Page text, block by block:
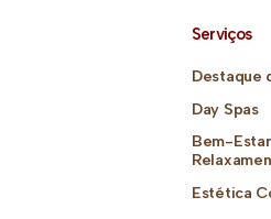
Serviços
Destaque
Day Spas
Bem-
Estética